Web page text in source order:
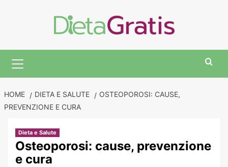
Menu
HOME DIETA E SALUTE
OSTEOPOROSI: CAUSE,
PREVENZIONE E CURA
Dieta e Salute
Osteoporosi: cause, prevenzione
e cura